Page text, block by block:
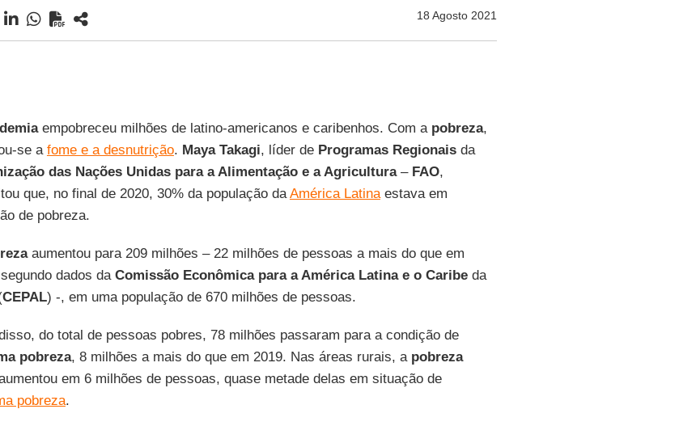
18 Agosto 2021
empobreceu milhões de latino-americanos e caribenhos. Com a pobreza,
se a fome e a desnutrição. Maya Takagi, líder de Programas Regionaisda
das Nações Unidas para a Alimentação e a Agricultura– FAO,
que, no final de 2020, 30% da população daAmérica Latinaestava em
de pobreza.
aumentou para 209 milhões – 22 milhões de pessoas a mais do que em
dados da Comissão Econômica para a América Latina e o Caribeda
CEPAL) -, em uma população de 670 milhões de pessoas.
do total de pessoas pobres, 78 milhões passaram para a condição de
pobreza, 8 milhões a mais do que em 2019. Nas áreas rurais, a pobreza
em 6 milhões de pessoas, quase metade delas em situação de
pobreza.